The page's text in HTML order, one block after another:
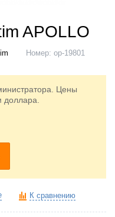
APOLLO
Номер: op-19801
Цены
доллара.
К сравнению